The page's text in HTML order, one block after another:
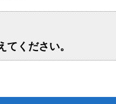
ください。